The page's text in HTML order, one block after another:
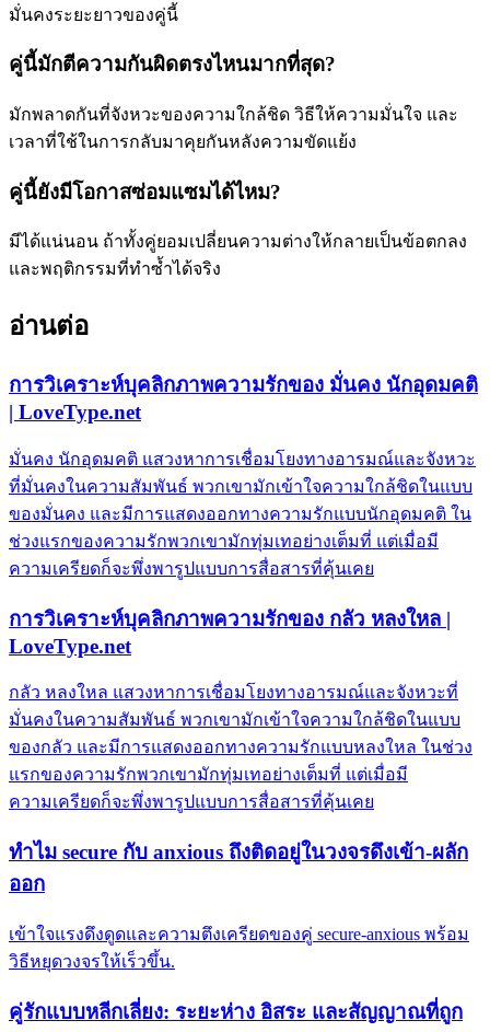
มั่นคงระยะยาวของคู่นี้
คู่นี้มักตีความกันผิดตรงไหนมากที่สุด?
มักพลาดกันที่จังหวะของความใกล้ชิด วิธีให้ความมั่นใจ และ
เวลาที่ใช้ในการกลับมาคุยกันหลังความขัดแย้ง
คู่นี้ยังมีโอกาสซ่อมแซมได้ไหม?
มีได้แน่นอน ถ้าทั้งคู่ยอมเปลี่ยนความต่างให้กลายเป็นข้อตกลง
และพฤติกรรมที่ทำซ้ำได้จริง
อ่านต่อ
การวิเคราะห์บุคลิกภาพความรักของ มั่นคง นักอุดมคติ
| LoveType.net
มั่นคง นักอุดมคติ แสวงหาการเชื่อมโยงทางอารมณ์และจังหวะ
ที่มั่นคงในความสัมพันธ์ พวกเขามักเข้าใจความใกล้ชิดในแบบ
ของมั่นคง และมีการแสดงออกทางความรักแบบนักอุดมคติ ใน
ช่วงแรกของความรักพวกเขามักทุ่มเทอย่างเต็มที่ แต่เมื่อมี
ความเครียดก็จะพึ่งพารูปแบบการสื่อสารที่คุ้นเคย
การวิเคราะห์บุคลิกภาพความรักของ กลัว หลงใหล |
LoveType.net
กลัว หลงใหล แสวงหาการเชื่อมโยงทางอารมณ์และจังหวะที่
มั่นคงในความสัมพันธ์ พวกเขามักเข้าใจความใกล้ชิดในแบบ
ของกลัว และมีการแสดงออกทางความรักแบบหลงใหล ในช่วง
แรกของความรักพวกเขามักทุ่มเทอย่างเต็มที่ แต่เมื่อมี
ความเครียดก็จะพึ่งพารูปแบบการสื่อสารที่คุ้นเคย
ทำไม secure กับ anxious ถึงติดอยู่ในวงจรดึงเข้า-ผลัก
ออก
เข้าใจแรงดึงดูดและความตึงเครียดของคู่ secure-anxious พร้อม
วิธีหยุดวงจรให้เร็วขึ้น.
คู่รักแบบหลีกเลี่ยง: ระยะห่าง อิสระ และสัญญาณที่ถูก